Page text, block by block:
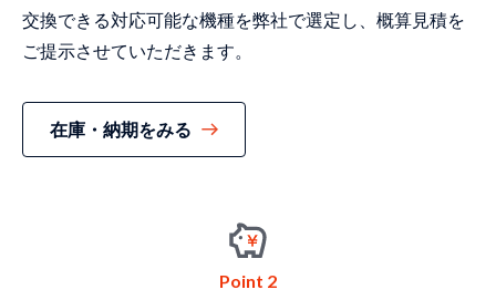
交換できる対応可能な機種を弊社で選定し、概算見積を
ご提示させていただきます。
在庫・納期をみる
Point 2